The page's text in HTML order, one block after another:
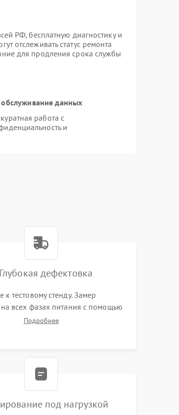
РФ, бесплатную диагностику и
отслеживать статус ремонта
для продления срока службы
данных
работа с
и
дефектовка
тестовому стенду. Замер
всех фазах питания с помощью
Проверка инициализации.
Подробнее
под нагрузкой